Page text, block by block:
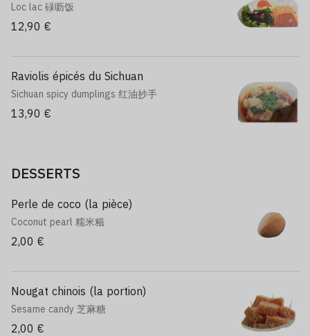
Loc lac 碌呖饭
12,90 €
Raviolis épicés du Sichuan
Sichuan spicy dumplings 红油抄手
13,90 €
DESSERTS
Perle de coco (la pièce)
Coconut pearl 糯米糍
2,00 €
Nougat chinois (la portion)
Sesame candy 芝麻糖
2,00 €